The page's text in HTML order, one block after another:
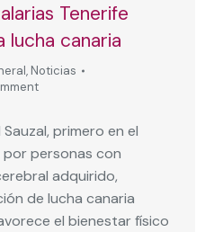
Tenerife
lucha canaria
, Noticias
primero en el
personas con
adquirido,
de lucha canaria
el bienestar físico